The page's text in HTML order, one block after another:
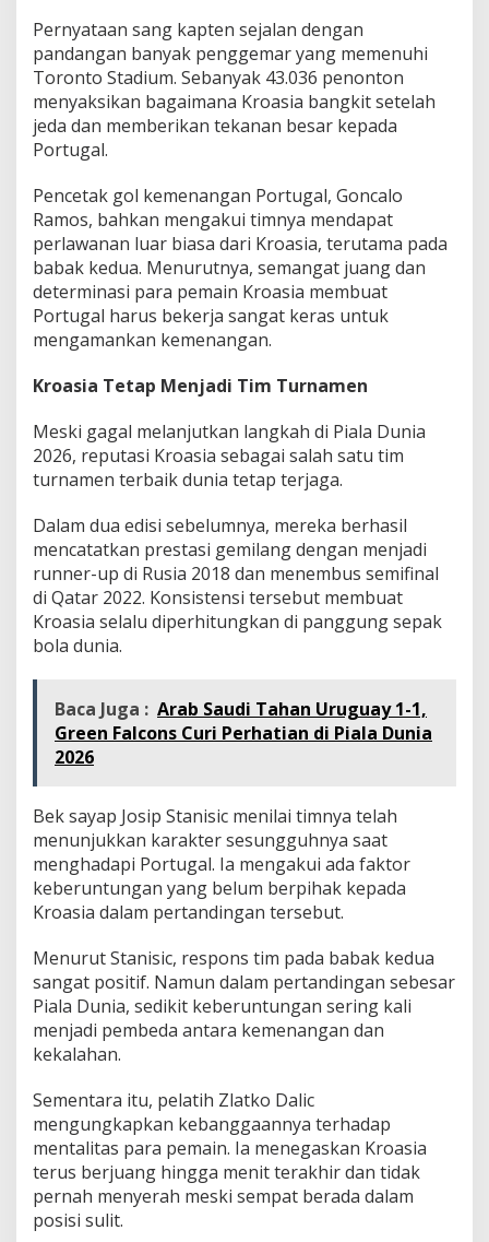
Pernyataan sang kapten sejalan dengan
pandangan banyak penggemar yang memenuhi
Toronto Stadium. Sebanyak 43.036 penonton
menyaksikan bagaimana Kroasia bangkit setelah
jeda dan memberikan tekanan besar kepada
Portugal.
Pencetak gol kemenangan Portugal, Goncalo
Ramos, bahkan mengakui timnya mendapat
perlawanan luar biasa dari Kroasia, terutama pada
babak kedua. Menurutnya, semangat juang dan
determinasi para pemain Kroasia membuat
Portugal harus bekerja sangat keras untuk
mengamankan kemenangan.
Kroasia Tetap Menjadi Tim Turnamen
Meski gagal melanjutkan langkah di Piala Dunia
2026, reputasi Kroasia sebagai salah satu tim
turnamen terbaik dunia tetap terjaga.
Dalam dua edisi sebelumnya, mereka berhasil
mencatatkan prestasi gemilang dengan menjadi
runner-up di Rusia 2018 dan menembus semifinal
di Qatar 2022. Konsistensi tersebut membuat
Kroasia selalu diperhitungkan di panggung sepak
bola dunia.
Baca Juga : Arab Saudi Tahan Uruguay 1-1,
Green Falcons Curi Perhatian di Piala Dunia
2026
Bek sayap Josip Stanisic menilai timnya telah
menunjukkan karakter sesungguhnya saat
menghadapi Portugal. Ia mengakui ada faktor
keberuntungan yang belum berpihak kepada
Kroasia dalam pertandingan tersebut.
Menurut Stanisic, respons tim pada babak kedua
sangat positif. Namun dalam pertandingan sebesar
Piala Dunia, sedikit keberuntungan sering kali
menjadi pembeda antara kemenangan dan
kekalahan.
Sementara itu, pelatih Zlatko Dalic
mengungkapkan kebanggaannya terhadap
mentalitas para pemain. Ia menegaskan Kroasia
terus berjuang hingga menit terakhir dan tidak
pernah menyerah meski sempat berada dalam
posisi sulit.